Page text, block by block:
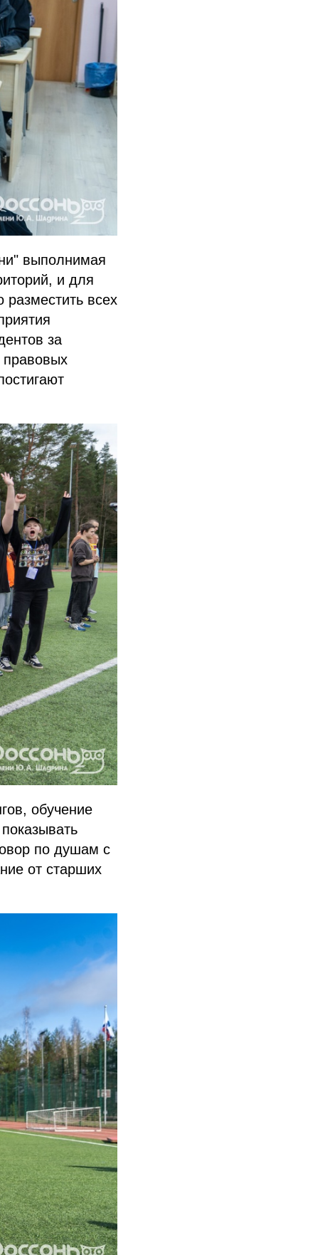
выполнимая
и для
всех
за
правовых
обучение
по душам с
от старших